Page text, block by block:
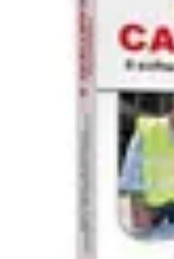
Fai Da Te Italia
Progetti Fai Da Te
Giardino
Giardinaggio Fai Da
Fai Da Te Italia